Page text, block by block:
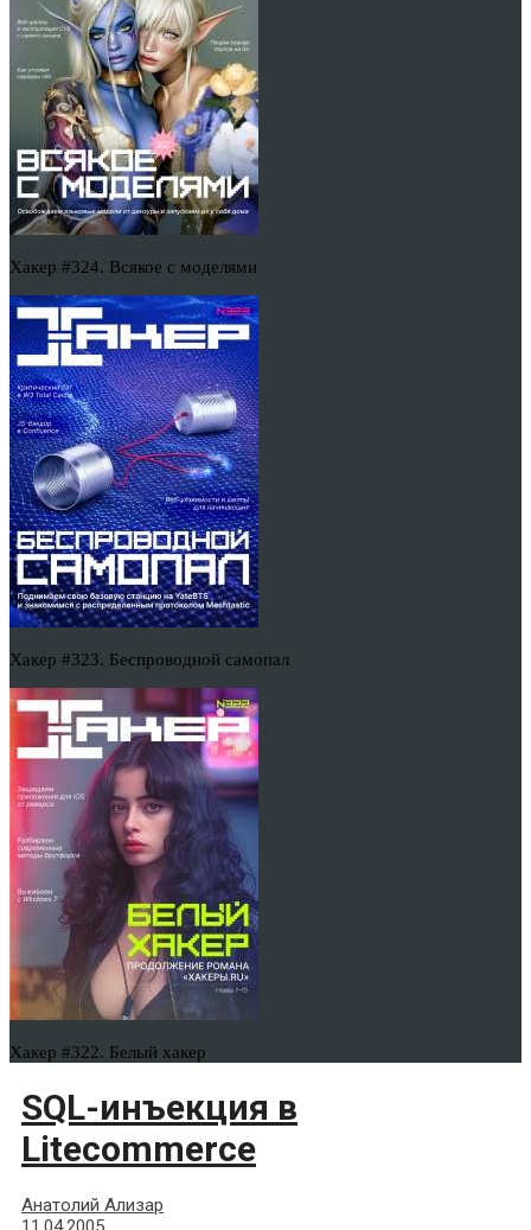
Хакер #324. Всякое с моделями
Хакер #323. Беспроводной самопал
Хакер #322. Белый хакер
SQL-инъекция в
Litecommerce
Анатолий Ализар